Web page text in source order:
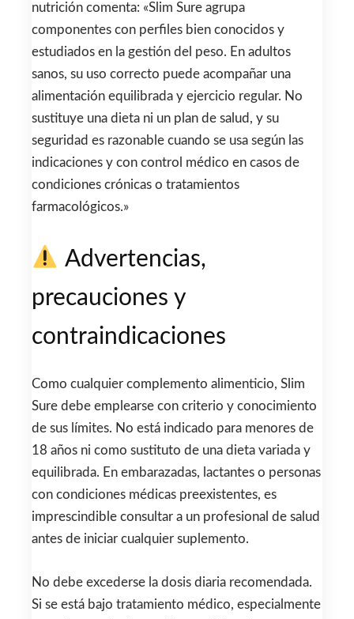
nutrición comenta: «Slim Sure agrupa
componentes con perfiles bien conocidos y
estudiados en la gestión del peso. En adultos
sanos, su uso correcto puede acompañar una
alimentación equilibrada y ejercicio regular. No
sustituye una dieta ni un plan de salud, y su
seguridad es razonable cuando se usa según las
indicaciones y con control médico en casos de
condiciones crónicas o tratamientos
farmacológicos.»
Advertencias,
precauciones y
contraindicaciones
Como cualquier complemento alimenticio, Slim
Sure debe emplearse con criterio y conocimiento
de sus límites. No está indicado para menores de
18 años ni como sustituto de una dieta variada y
equilibrada. En embarazadas, lactantes o personas
con condiciones médicas preexistentes, es
imprescindible consultar a un profesional de salud
antes de iniciar cualquier suplemento.
No debe excederse la dosis diaria recomendada.
Si se está bajo tratamiento médico, especialmente